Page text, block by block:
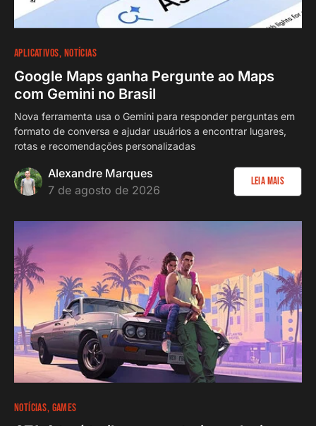
APLICATIVOS NOTÍCIAS
Google Maps ganha Pergunte ao Maps
com Gemini no Brasil
Nova ferramenta usa o Gemini para responder perguntas em
formato de conversa e ajudar usuários a encontrar lugares,
rotas e recomendações personalizadas
Alexandre Marques
7 de agosto de 2026
Leia Mais
NOTÍCIAS GAMES